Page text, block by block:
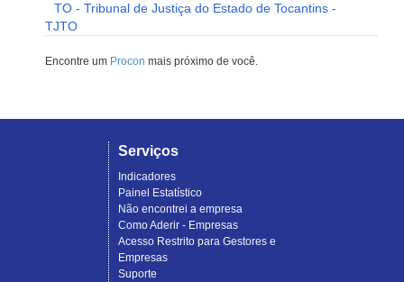
TO - Tribunal de Justiça do Estado de Tocantins -
TJTO
Encontre um Procon mais próximo de você.
Serviços
Indicadores
Painel Estatístico
Não encontrei a empresa
Como Aderir - Empresas
Acesso Restrito para Gestores e
Empresas
Suporte